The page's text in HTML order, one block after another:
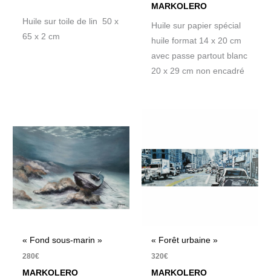
Huile sur toile de lin 50 x
65 x 2 cm
MARKOLERO
Huile sur papier spécial
huile format 14 x 20 cm
avec passe partout blanc
20 x 29 cm non encadré
« Fond sous-marin »
280€
MARKOLERO
« Forêt urbaine »
320€
MARKOLERO